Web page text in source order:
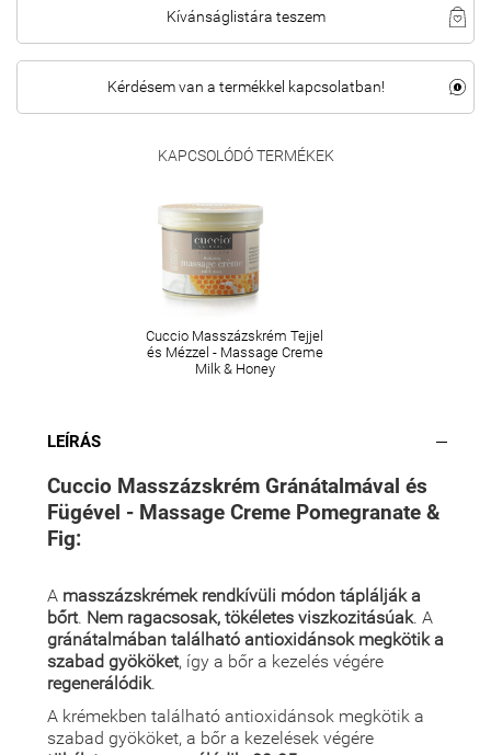
Kívánságlistára teszem
Kérdésem van a termékkel kapcsolatban!
KAPCSOLÓDÓ TERMÉKEK
Cuccio Masszázskrém Tejjel
és Mézzel - Massage Creme
Milk & Honey
LEÍRÁS
Cuccio Masszázskrém Gránátalmával és
Fügével - Massage Creme Pomegranate &
Fig:
A masszázskrémek rendkívüli módon táplálják a
bőrt. Nem ragacsosak, tökéletes viszkozitásúak. A
gránátalmában található antioxidánsok megkötik a
szabad gyököket, így a bőr a kezelés végére
regenerálódik.
A krémekben található antioxidánsok megkötik a
szabad gyököket, a bőr a kezelések végére